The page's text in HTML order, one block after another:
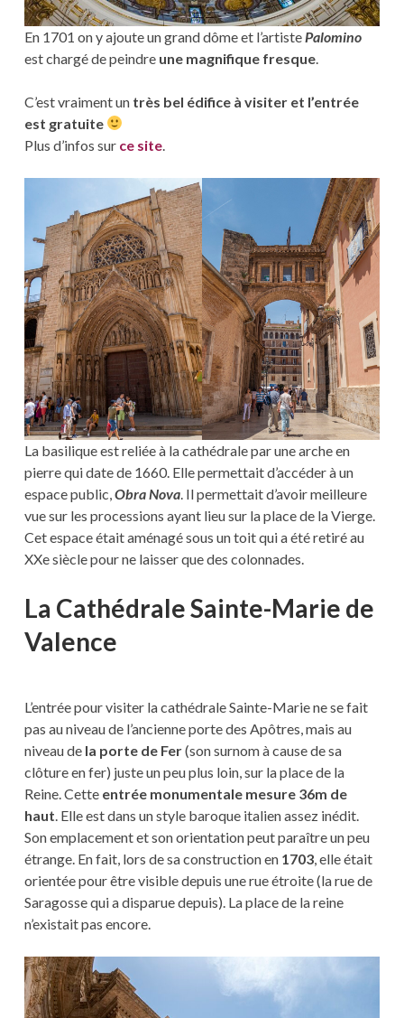
En 1701 on y ajoute un grand dôme et l’artistePalomino
est chargé de peindre une magnifique fresque.
C’est vraiment un très bel édifice à visiter et l’entrée
est gratuite
Plus d’infos sur ce site.
La basilique est reliée à la cathédrale par une arche en
pierre qui date de 1660. Elle permettait d’accéder à un
espace public,Obra Nova. Il permettait d’avoir meilleure
vue sur les processions ayant lieu sur la place de la Vierge.
Cet espace était aménagé sous un toit qui a été retiré au
XXe siècle pour ne laisser que des colonnades.
La Cathédrale Sainte-Marie de
Valence
L’entrée pour visiter la cathédrale Sainte-Marie ne se fait
pas au niveau de l’ancienne porte des Apôtres, mais au
niveau de la porte de Fer(son surnom à cause de sa
clôture en fer) juste un peu plus loin, sur la place de la
Reine. Cette entrée monumentale mesure 36m de
haut. Elle est dans un style baroque italien assez inédit.
Son emplacement et son orientation peut paraître un peu
étrange. En fait, lors de sa construction en 1703, elle était
orientée pour être visible depuis une rue étroite (la rue de
Saragosse qui a disparue depuis). La place de la reine
n’existait pas encore.